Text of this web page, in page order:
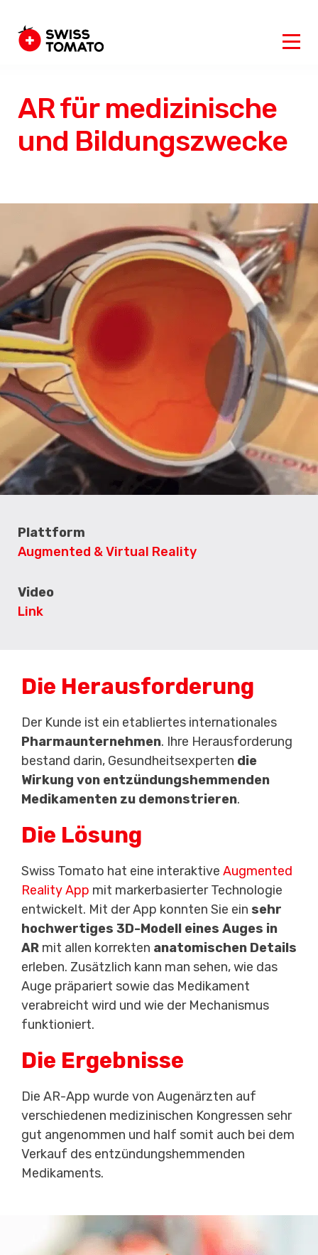
AR für medizinische
und Bildungszwecke
Die Herausforderung
Der Kunde ist ein etabliertes internationales
Pharmaunternehmen. Ihre Herausforderung
bestand darin, Gesundheitsexperten die
Wirkung von entzündungshemmenden
Medikamenten zu demonstrieren.
Die Lösung
Swiss Tomato hat eine interaktive Augmented
Reality App mit markerbasierter Technologie
entwickelt. Mit der App konnten Sie ein sehr
hochwertiges 3D-Modell eines Auges in
AR mit allen korrekten anatomischen Details
erleben. Zusätzlich kann man sehen, wie das
Auge präpariert sowie das Medikament
verabreicht wird und wie der Mechanismus
funktioniert.
Die Ergebnisse
Die AR-App wurde von Augenärzten auf
verschiedenen medizinischen Kongressen sehr
gut angenommen und half somit auch bei dem
Verkauf des entzündungshemmenden
Medikaments.
Plattform
Augmented & Virtual Reality
Video
Link